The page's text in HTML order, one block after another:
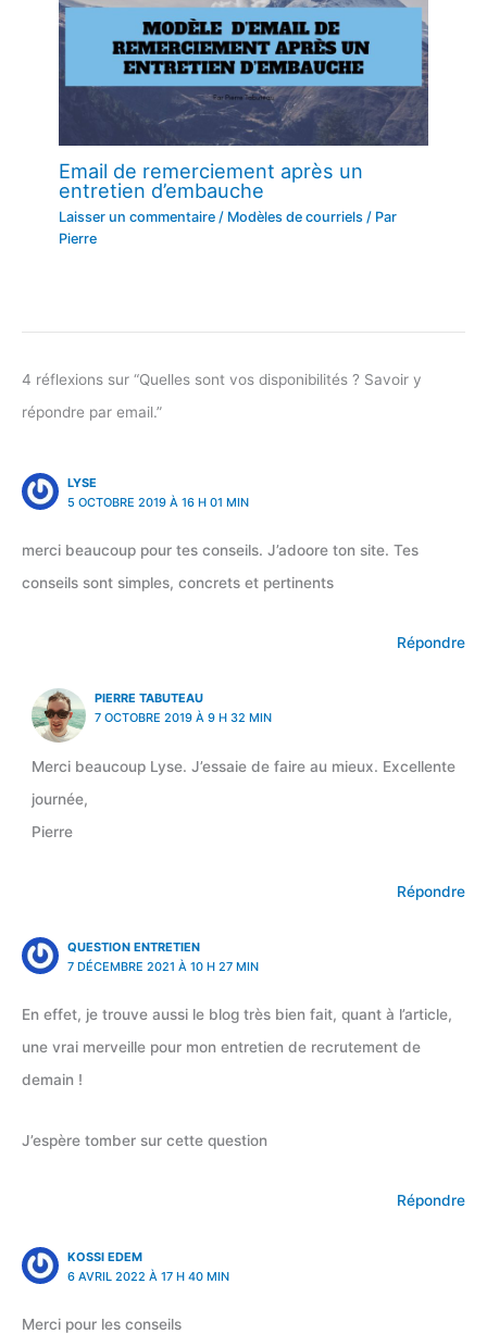
Email de remerciement après un
entretien d’embauche
Laisser un commentaire / Modèles de courriels / Par
Pierre
4 réflexions sur “Quelles sont vos disponibilités ? Savoir y
répondre par email.”
LYSE
5 OCTOBRE 2019 À 16 H 01 MIN
merci beaucoup pour tes conseils. J’adoore ton site. Tes
conseils sont simples, concrets et pertinents
Répondre
PIERRE TABUTEAU
7 OCTOBRE 2019 À 9 H 32 MIN
Merci beaucoup Lyse. J’essaie de faire au mieux. Excellente
journée,
Pierre
Répondre
QUESTION ENTRETIEN
7 DÉCEMBRE 2021 À 10 H 27 MIN
En effet, je trouve aussi le blog très bien fait, quant à l’article,
une vrai merveille pour mon entretien de recrutement de
demain !
J’espère tomber sur cette question
Répondre
KOSSI EDEM
6 AVRIL 2022 À 17 H 40 MIN
Merci pour les conseils